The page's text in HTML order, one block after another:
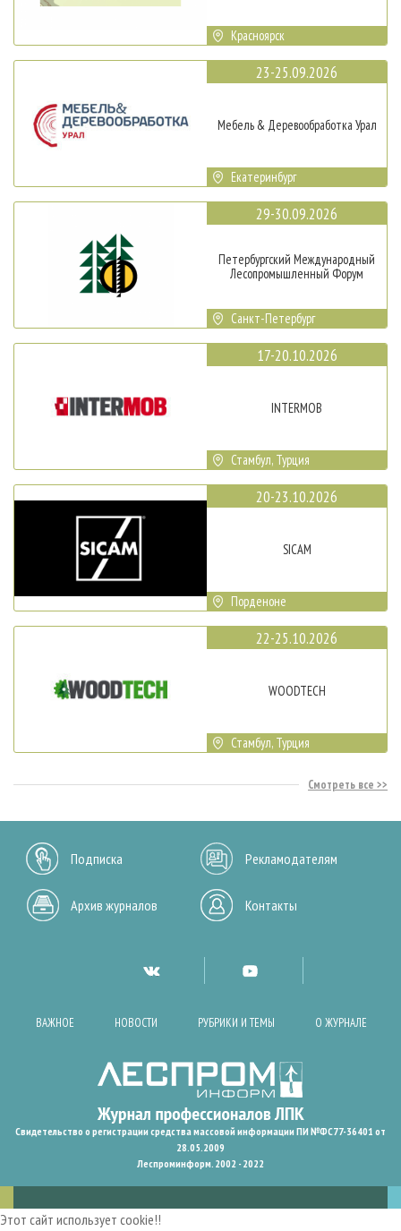
Красноярск
23-25.09.2026
Мебель & Деревообработка Урал
Екатеринбург
29-30.09.2026
Петербургский Международный
Лесопромышленный Форум
Санкт-Петербург
17-20.10.2026
INTERMOB
Стамбул, Турция
20-23.10.2026
SICAM
Порденоне
22-25.10.2026
WOODTECH
Стамбул, Турция
Смотреть все
Подписка Рекламодателям
Архив журналов Контакты
ВАЖНОЕ НОВОСТИ РУБРИКИ И ТЕМЫ О ЖУРНАЛЕ
Свидетельство о регистрации средства массовой информации ПИ №ФС77-36401 от
28.05.2009
Леспроминформ. 2002 - 2022
Этот сайт использует cookie!!